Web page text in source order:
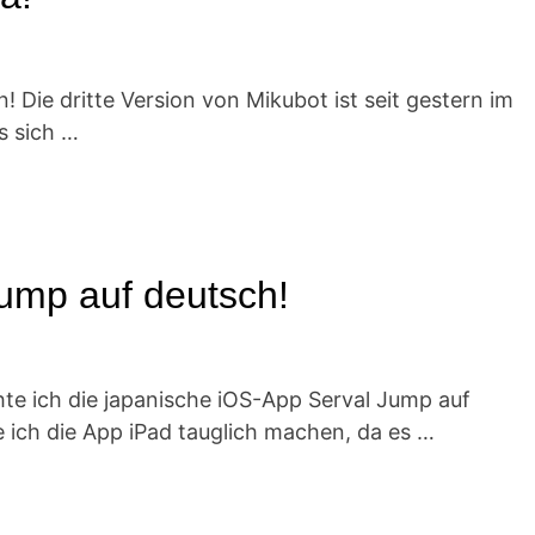
Die dritte Version von Mikubot ist seit gestern im
sich …
auf deutsch!
ich die japanische iOS-App Serval Jump auf
die App iPad tauglich machen, da es …